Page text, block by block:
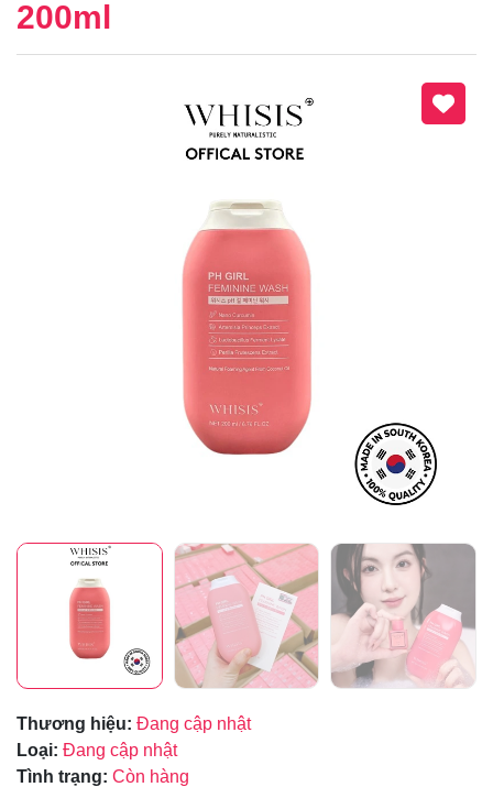
200ml
Thương hiệu: Đang cập nhật
Loại: Đang cập nhật
Tình trạng: Còn hàng
Mã giảm giá:
Ngày hết hạn:
Điều kiện: